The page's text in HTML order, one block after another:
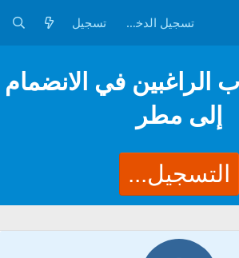
تسجيل الدخول تسجيل
الراغبين في الانضمام
إلى مطر
التسجيل...